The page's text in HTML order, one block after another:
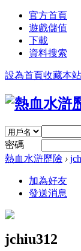
官方首頁
遊戲儲值
下載
資料搜索
設為首頁收藏本站
密碼
熱血水滸歷險 ›
加為好友
發送消息
jchiu312